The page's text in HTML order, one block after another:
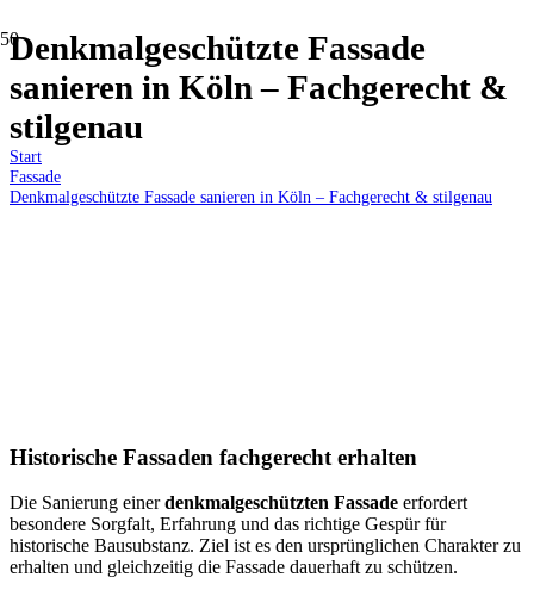
Denkmalgeschützte Fassade
sanieren in Köln – Fachgerecht &
stilgenau
Start
Fassade
Denkmalgeschützte Fassade sanieren in Köln – Fachgerecht & stilgenau
Historische Fassaden fachgerecht erhalten
Die Sanierung einerdenkmalgeschützten Fassade erfordert
besondere Sorgfalt, Erfahrung und das richtige Gespür für
historische Bausubstanz. Ziel ist es den ursprünglichen Charakter zu
erhalten und gleichzeitig die Fassade dauerhaft zu schützen.